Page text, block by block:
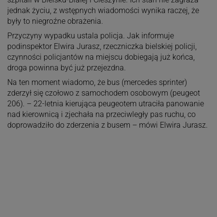
jednak życiu, z wstępnych wiadomości wynika raczej, że
były to niegroźne obrażenia.
Przyczyny wypadku ustala policja. Jak informuje
podinspektor Elwira Jurasz, rzeczniczka bielskiej policji,
czynności policjantów na miejscu dobiegają już końca,
droga powinna być już przejezdna.
Na ten moment wiadomo, że bus (mercedes sprinter)
zderzył się czołowo z samochodem osobowym (peugeot
206). – 22-letnia kierująca peugeotem utraciła panowanie
nad kierownicą i zjechała na przeciwległy pas ruchu, co
doprowadziło do zderzenia z busem – mówi Elwira Jurasz.